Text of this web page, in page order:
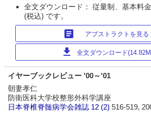
全文ダウンロード： 従量制、基本料
(税込) です。
article アブストラクトを見る
download 全文ダウンロード
イヤーブックレビュー '00～'01
朝妻孝仁
防衛医科大学校整形外科学講座
日本脊椎脊髄病学会雑誌 12 (2)516-519,